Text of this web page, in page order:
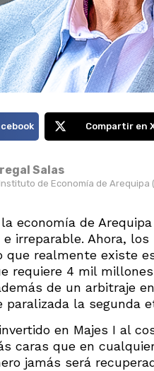
Compartir en
Salas
de Economía de Arequipa
economía de
e irreparable. Ahora,
que realmente existe
requiere 4 mil
de un arbitraje
paralizada la segunda
en Majes I al
caras que en
jamás será